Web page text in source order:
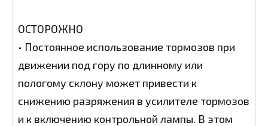
ОСТОРОЖНО
• Постоянное использование тормозов при
движении под гору по длинному или
пологому склону может привести к
снижению разряжения в усилителе тормозов
и к включению контрольной лампы. В этом